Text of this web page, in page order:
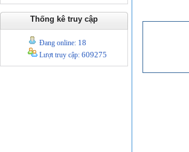
Thống kê truy cập
Đang online: 18
Lượt truy cập: 609275